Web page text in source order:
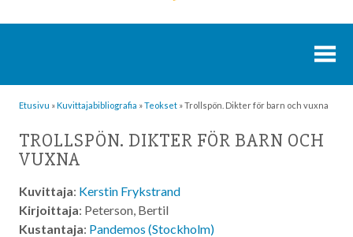
Etusivu »Kuvittaja­bibliografia »Teokset »Trollspön. Dikter för barn och vuxna
TROLLSPÖN. DIKTER FÖR BARN OCH
VUXNA
Kuvittaja: Kerstin Frykstrand
Kirjoittaja: Peterson, Bertil
Kustantaja: Pandemos (Stockholm)